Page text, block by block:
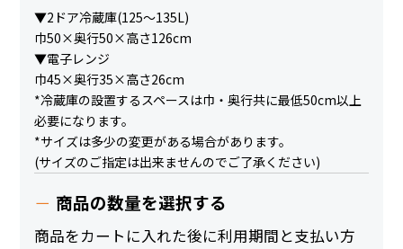
▼2ドア冷蔵庫(125～135L)
巾50×奥行50×高さ126cm
▼電子レンジ
巾45×奥行35×高さ26cm
*冷蔵庫の設置するスペースは巾・奥行共に最低50cm以上
必要になります。
*サイズは多少の変更がある場合があります。
(サイズのご指定は出来ませんのでご了承ください)
商品の数量を選択する
商品をカートに入れた後に利用期間と支払い方